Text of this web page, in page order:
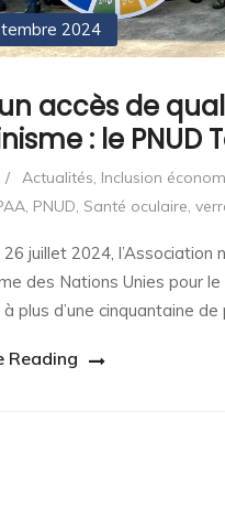
2024
accès de
: le PNUD
/ Actualités, Inclusion
, PNUD, Santé oculaire,
26 juillet 2024,
des Nations Unies pour
plus d’une cinquantaine
Reading